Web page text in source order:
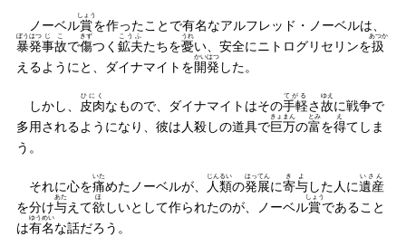
ノーベル賞
しょう
を作ったことで有名なアルフレッド・ノーベルは、
暴発
ぼうはつ
事故
じこ
で傷
きず
つく 鉱夫
こうふ
たちを憂
うれ
い、安全にニトログリセリンを扱
あつか
えるようにと、ダイナマイトを開発
かいはつ
した。
しかし、 皮肉
ひにく
なもので、ダイナマイトはその手軽
てがる
さ故
ゆえ
に戦争で
多用されるようになり、彼は人殺しの道具で巨万
きょまん
の富
とみ
を得
え
てしま
う。
それに心を痛
いた
めたノーベルが、 人類
じんるい
の発展
はってん
に寄
き
与
よ
した人に遺産
いさん
を分け与
あた
えて欲
ほ
しいとして作られたのが、ノーベル賞
しょう
であること
は有名
ゆうめい
な話だろう。